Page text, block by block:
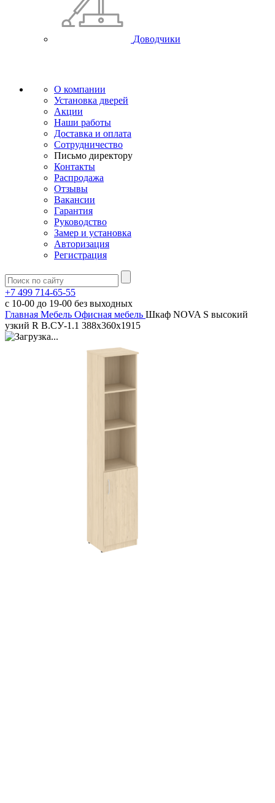
Доводчики
О компании
Установка дверей
Акции
Наши работы
Доставка и оплата
Сотрудничество
Письмо директору
Контакты
Распродажа
Отзывы
Вакансии
Гарантия
Руководство
Замер и установка
Авторизация
Регистрация
+7 499 714-65-55
с 10-00 до 19-00 без выходных
Главная Мебель Офисная мебель Шкаф NOVA S высокий
узкий R В.СУ-1.1 388х360х1915